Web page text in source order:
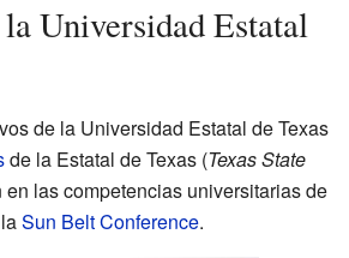
Universidad Estatal
de la Universidad Estatal de Texas
de la Estatal de Texas (Texas State
en las competencias universitarias de
Sun Belt Conference.